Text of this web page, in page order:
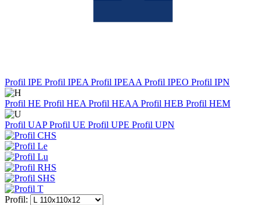
Profil IPE Profil IPEA Profil IPEAA Profil IPEO Profil IPN
Profil HE Profil HEA Profil HEAA Profil HEB Profil HEM
Profil UAPProfil UE Profil UPE Profil UPN
Profil: